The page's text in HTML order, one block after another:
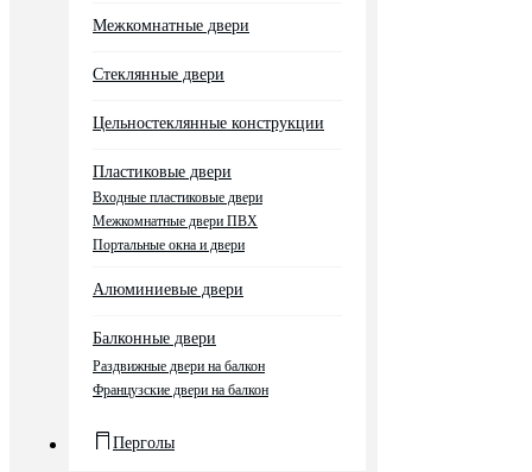
Межкомнатные двери
Стеклянные двери
Цельностеклянные конструкции
Пластиковые двери
Входные пластиковые двери
Межкомнатные двери ПВХ
Портальные окна и двери
Алюминиевые двери
Балконные двери
Раздвижные двери на балкон
Французские двери на балкон
Перголы